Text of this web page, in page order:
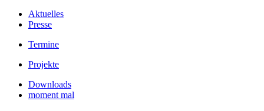
Aktuelles
Presse
Termine
Projekte
Downloads
moment mal